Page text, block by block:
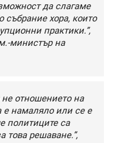
да слагаме
събрание хора, които
практики.”,
министър на
отношението на
е намаляло или се е
политиците са
това решаване.”,